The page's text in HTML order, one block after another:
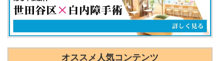
オススメ人気コンテンツ